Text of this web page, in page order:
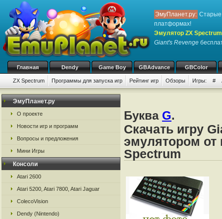
ЭмуПланет.ру: Старые
платформах!
Эмулятор ZX
Giant's Revenge
Главная Dendy Game Boy GBAdvance GBColor
ZX Spectrum Программы для запуска игр Рейтинг игр Обзоры Игры: #
ЭмуПланет.ру
О проекте
Новости игр и программ
Вопросы и предложения
Мини Игры
Консоли
Atari 2600
Atari 5200, Atari 7800, Atari Jaguar
ColecoVision
Dendy (Nintendo)
Буква G.
Скачать игру
эмулятором от
Spectrum